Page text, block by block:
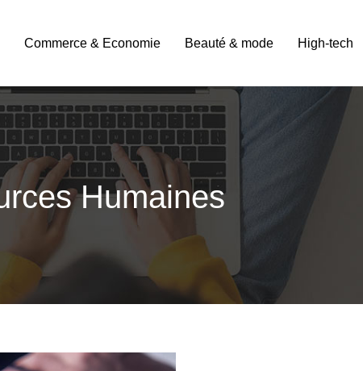
Commerce & Economie Beauté & mode High-tech
Humaines